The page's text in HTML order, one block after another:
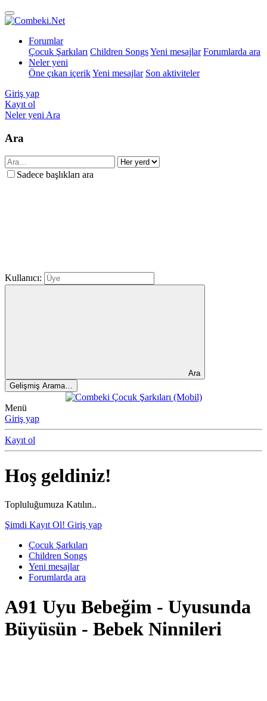
Forumlar
Çocuk Şarkıları Children SongsYeni mesajlar Forumlarda ara
Neler yeni
Öne çıkan içerikYeni mesajlar Son aktiviteler
Giriş yap
Kayıt ol
Neler yeni Ara
Ara
Sadece başlıkları ara
Kullanıcı:
Ara
Gelişmiş Arama…
Menü
Giriş yap
Kayıt ol
Hoş geldiniz!
Topluluğumuza Katılın..
Şimdi Kayıt Ol! Giriş yap
Çocuk Şarkıları
Children Songs
Yeni mesajlar
Forumlarda ara
A91 Uyu Bebeğim - Uyusunda
Büyüsün - Bebek Ninnileri